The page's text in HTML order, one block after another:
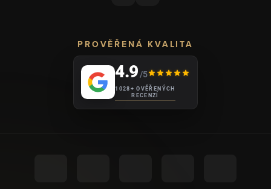
PROVĚŘENÁ KVALITA
4.9/5
1028+ OVĚŘENÝCH
RECENZÍ